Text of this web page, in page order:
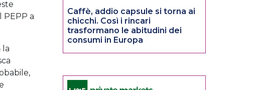
PEPP a
la
Caffè, addio capsule si torna ai
chicchi. Così i rincari
trasformano le abitudini dei
consumi in Europa